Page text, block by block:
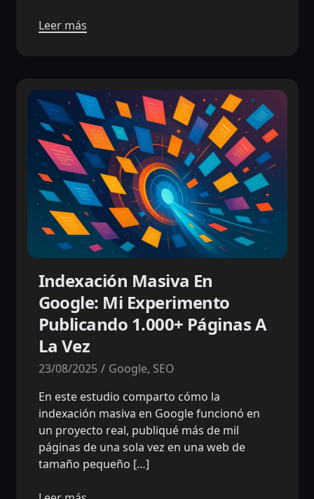
Leer más
Indexación Masiva En
Google: Mi Experimento
Publicando 1.000+ Páginas A
La Vez
23/08/2025 Google, SEO
En este estudio comparto cómo la
indexación masiva en Google funcionó en
un proyecto real, publiqué más de mil
páginas de una sola vez en una web de
tamaño pequeño […]